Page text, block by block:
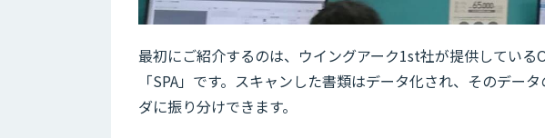
最初にご紹介するのは、ウイングアーク1st社が提供してい
「SPA」です。スキャンした書類はデータ化され、そのデー
ダに振り分けできます。